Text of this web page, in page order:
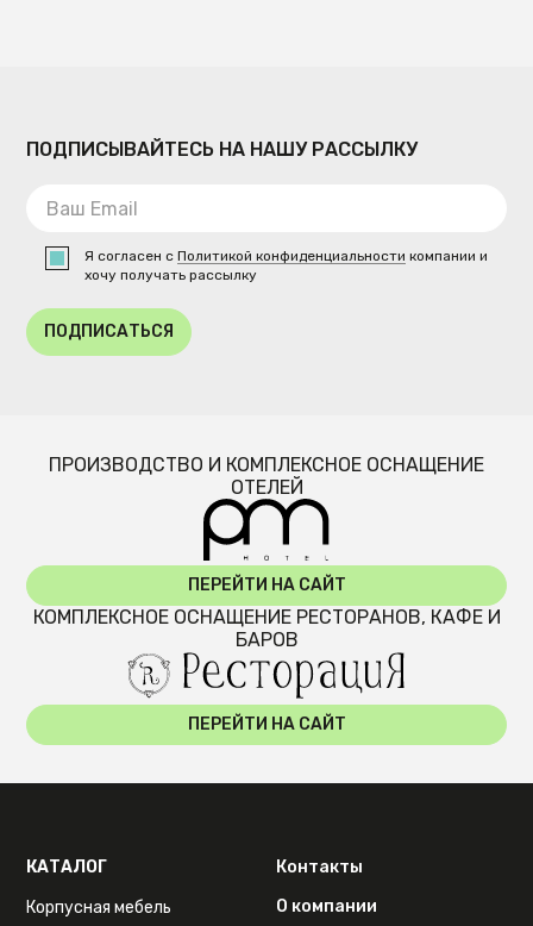
ПОДПИСЫВАЙТЕСЬ НА НАШУ РАССЫЛКУ
Я согласен сПолитикой конфиденциальности компании и
хочу получать рассылку
ПОДПИСАТЬСЯ
ПРОИЗВОДСТВО И КОМПЛЕКСНОЕ ОСНАЩЕНИЕ
ОТЕЛЕЙ
ПЕРЕЙТИ НА САЙТ
КОМПЛЕКСНОЕ ОСНАЩЕНИЕ РЕСТОРАНОВ, КАФЕ И
БАРОВ
ПЕРЕЙТИ НА САЙТ
КАТАЛОГ
Корпусная мебель
Контакты
О компании